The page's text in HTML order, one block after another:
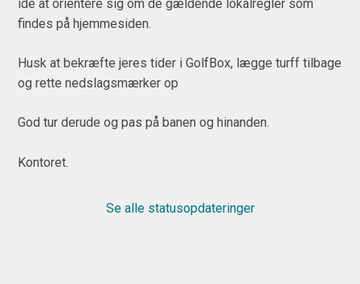
ide at orientere sig om de gældende lokalregler som
findes på hjemmesiden.
Husk at bekræfte jeres tider i GolfBox, lægge turff tilbage
og rette nedslagsmærker op
God tur derude og pas på banen og hinanden.
Kontoret.
Se alle statusopdateringer